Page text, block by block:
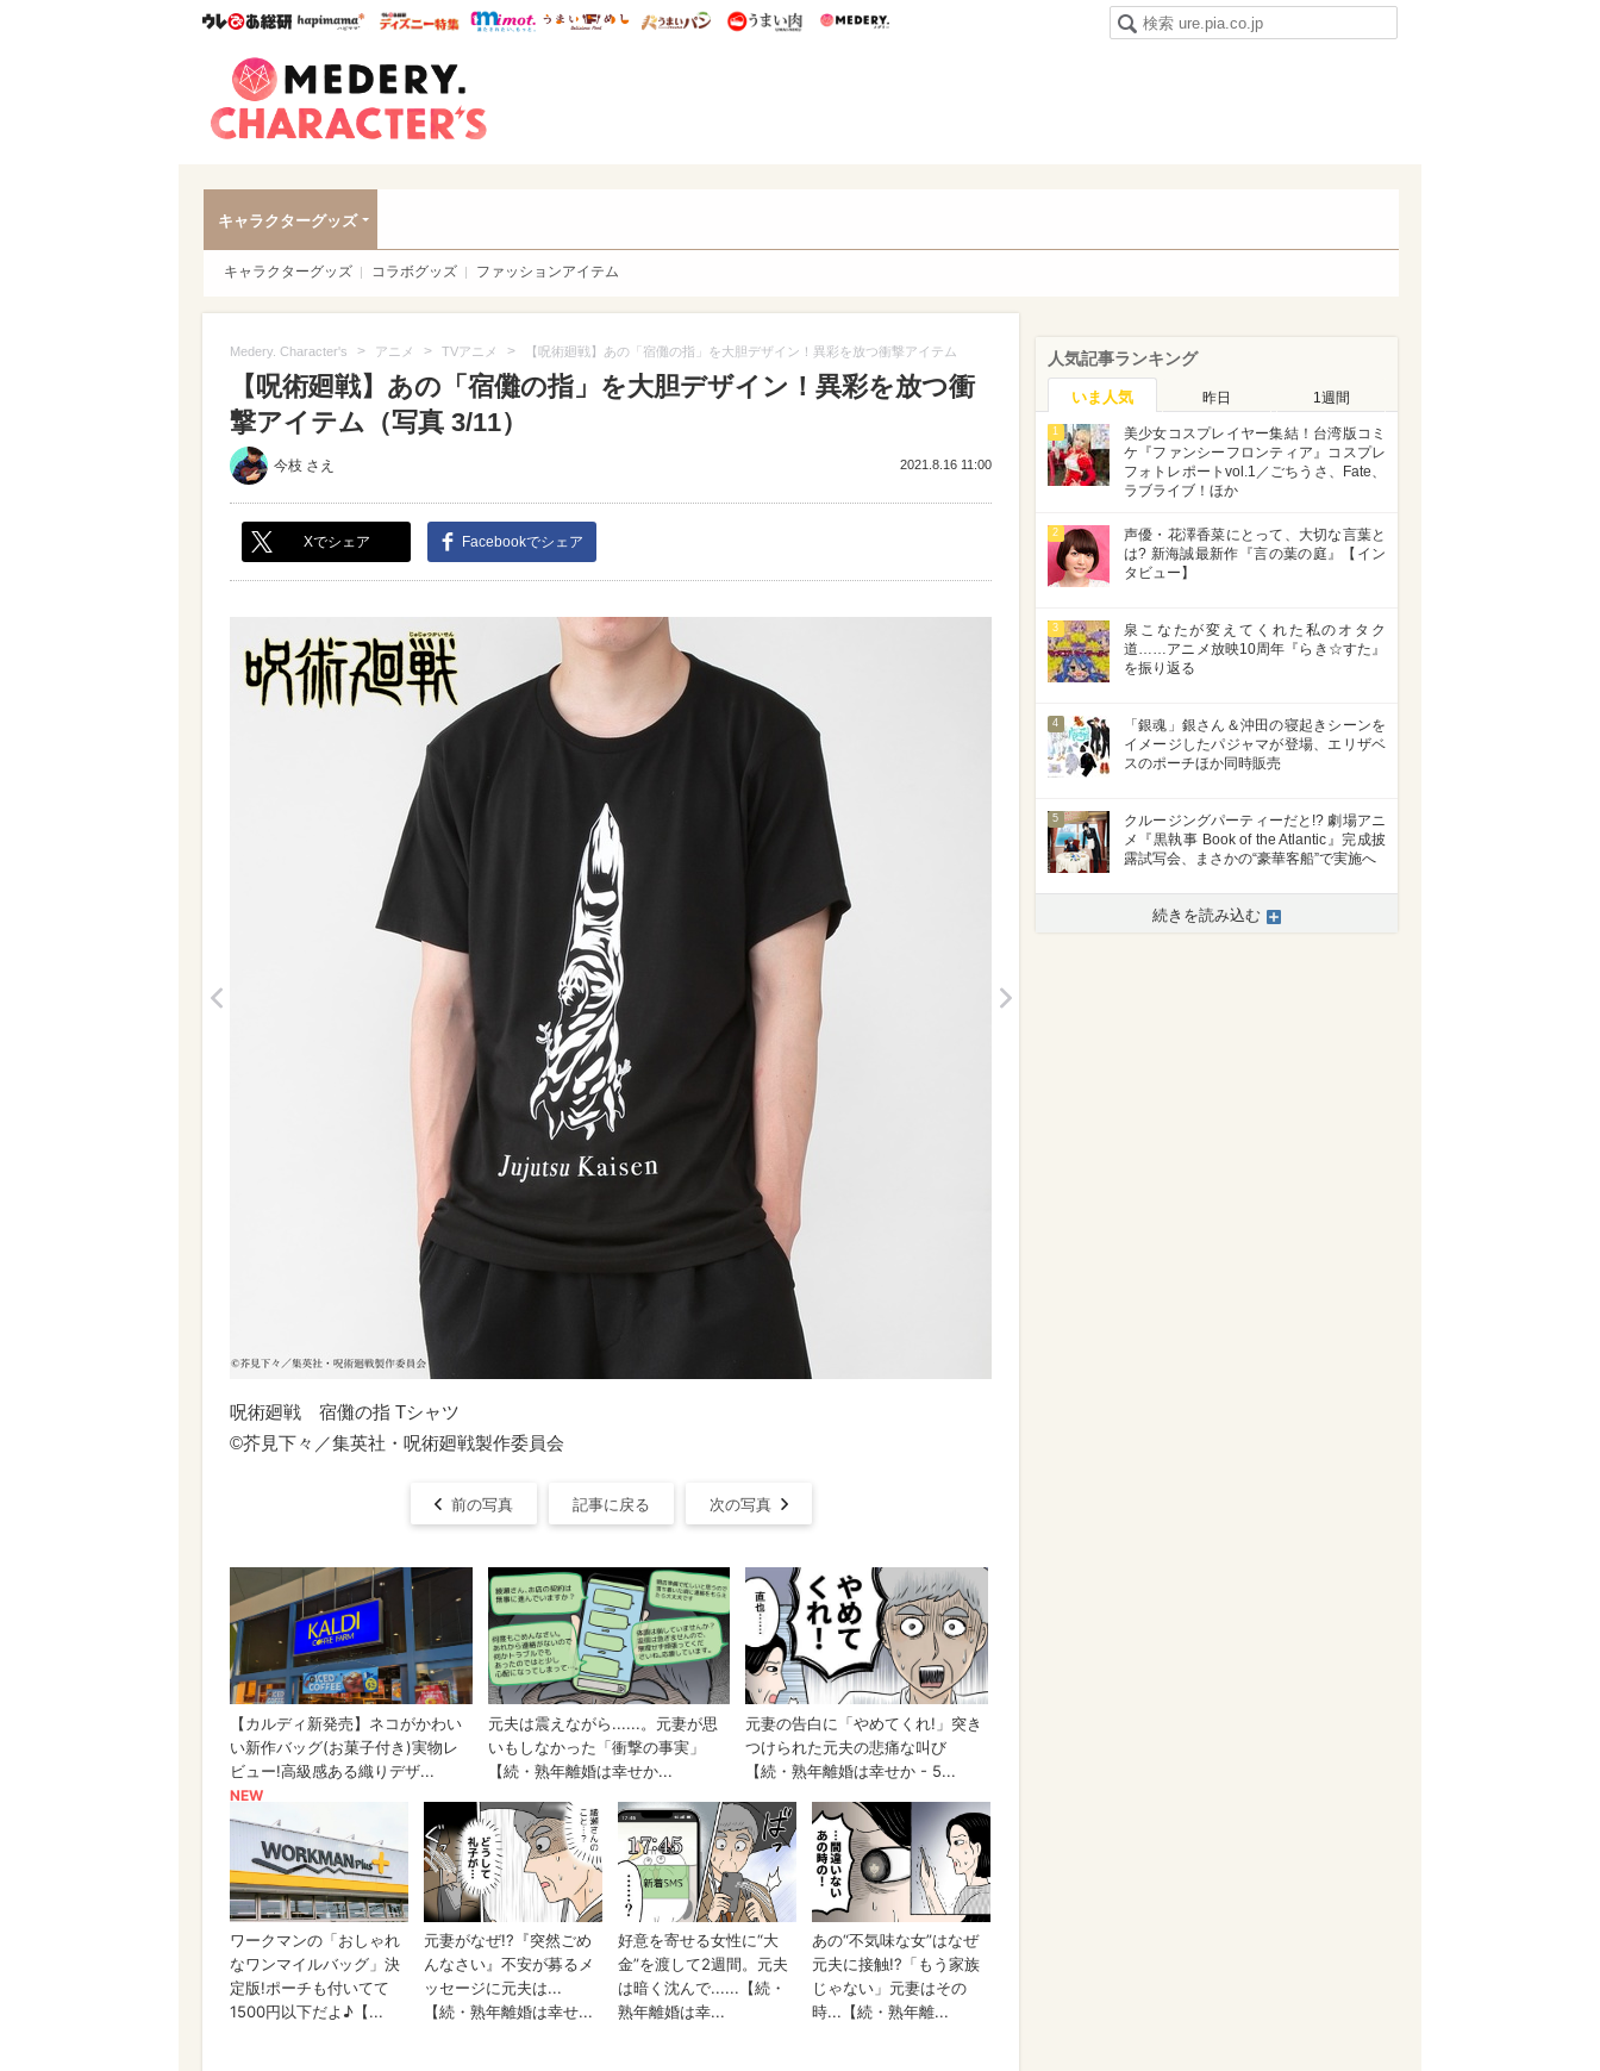
ウレぴあ総研ハピママ* ウレぴあ総研 ディズニー特集
mimot. うまいめし うまいパン うまい肉
キャラクターグッズ
キャラクターグッズ コラボグッズ ファッションアイテム
Medery. Character's > アニメ > TVアニメ > 【呪術廻戦】あの「宿儺の指」を大胆デザイン！異彩を放つ衝撃アイテム
【呪術廻戦】あの「宿儺の指」を大胆デザイン！異彩を放つ衝
撃アイテム（写真 3/11）
今枝 さえ 2021.8.16 11:00
Xでシェア Facebookでシェア
呪術廻戦 宿儺の指 Tシャツ
©芥見下々／集英社・呪術廻戦製作委員会
前の写真 記事に戻る 次の写真
人気記事ランキング
いま人気 昨日 1週間
1
美少女コスプレイヤー集結！台湾版コミ
ケ『ファンシーフロンティア』コスプレ
フォトレポートvol.1／ごちうさ、Fate、
ラブライブ！ほか
2
声優・花澤香菜にとって、大切な言葉と
は? 新海誠最新作『言の葉の庭』【イン
タビュー】
3
泉こなたが変えてくれた私のオタク
道……アニメ放映10周年『らき☆すた』
を振り返る
4
「銀魂」銀さん＆沖田の寝起きシーンを
イメージしたパジャマが登場、エリザベ
スのポーチほか同時販売
5
クルージングパーティーだと!? 劇場アニ
メ『黒執事 Book of the Atlantic』完成披
露試写会、まさかの“豪華客船”で実施へ
続きを読み込む